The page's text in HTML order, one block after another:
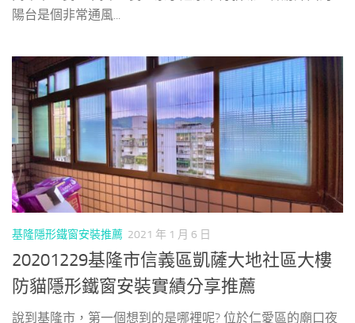
陽台是個非常通風...
基隆隱形鐵窗安裝推薦 2021 年 1 月 6 日
20201229基隆市信義區凱薩大地社區大樓
防貓隱形鐵窗安裝實績分享推薦
說到基隆市，第一個想到的是哪裡呢? 位於仁愛區的廟口夜